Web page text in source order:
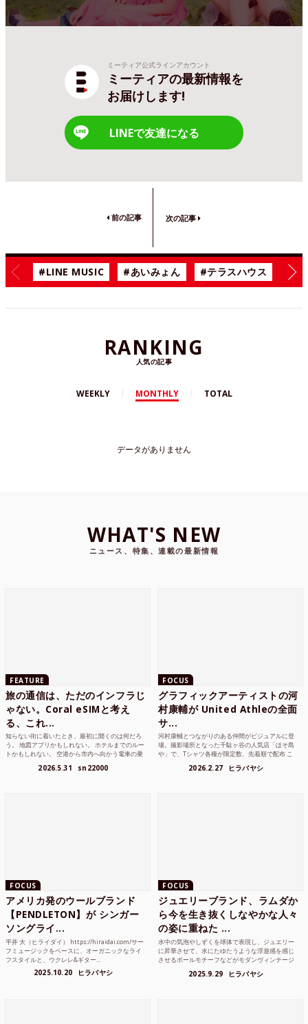
ミーティア公式ラインアカウント
ミーティアの最新情報を
お届けします!
LINEで友達になる
前の記事 次の記事
#LINE MUSIC #あいみょん #テラスハウス #漫
RANKING
人気の記事
WEEKLY MONTHLY TOTAL
データがありません
WHAT'S NEW
ニュース、特集、連載の最新情報
FEATURE
旅の通信は、ただのインフラじ
ゃない。Coral eSIMと考え
る、これ...
知らない街に着いたとき、最初に開くのは何だろ
う。 地図アプリかもしれない。 ホテルまでのルー
トかもしれない。 空港から市内へ向かう電車の乗
2026.5.31 sn22000
FOCUS
グラフィックアーティストの河
村康輔が United Athleの全面
サ...
河村康輔とつながりのある仲間がビジュアルに登
場。撮影場所となった千駄ヶ谷の人気店「ほそ島
や」で、Tシャツ各種が限定数、先着順で配布 こ
2026.2.27 ヒラバヤシ
FOCUS
アメリカ発のウールブランド
【PENDLETON】が シンガー
ソングライ...
平井 大（ヒライダイ） https://hiraidai.com/サー
フミュージックをベースに、オーガニックなライ
フスタイルと、ウクレレ&ギター...
2025.10.20 ヒラバヤシ
FOCUS
ジュエリーブランド、ラムダか
ら今を生き抜くしなやかな人々
の姿に重ねた ...
水中の気泡やしずくを球体で表現し、ジュエリー
に昇華させて、水にたゆたうような浮遊感を感じ
させるボールモチーフなどがモダンヴィンテージ
2025.9.29 ヒラバヤシ